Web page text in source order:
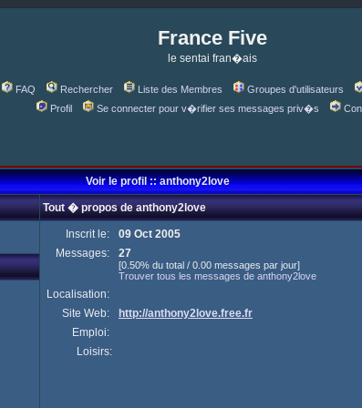
France Five
le sentai fran�ais
FAQ Rechercher Liste des Membres Groupes d'utilisateurs
Profil
Se connecter pour v�rifier ses messages priv�s
Voir le profil :: anthony2love
Tout � propos de anthony2love
Inscrit le:
09 Oct 2005
Messages:
27
[0.50% du total / 0.00 messages par jour]
Trouver tous les messages de anthony2love
Localisation:
Site Web:
http://anthony2love.free.fr
Emploi:
Loisirs: